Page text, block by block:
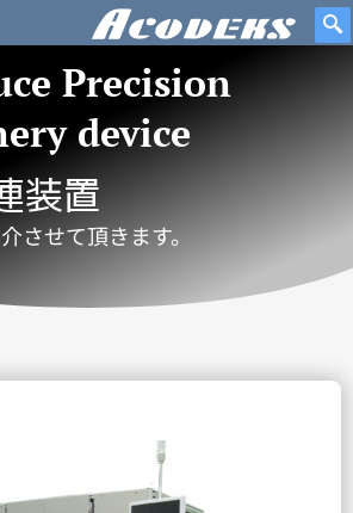
Precision
device
装置
させて頂きます。